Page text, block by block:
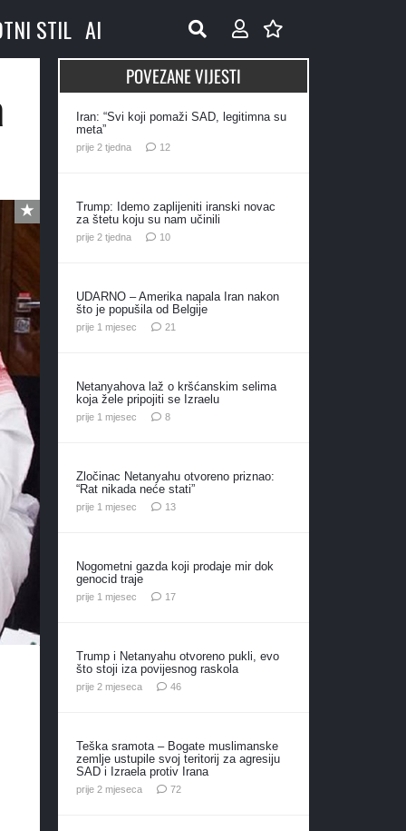
STIL AI
POVEZANE VIJESTI
Iran: “Svi koji pomaži SAD, legitimna su
meta”
prije 2 tjedna 12komentara
Trump: Idemo zaplijeniti iranski novac
za štetu koju su nam učinili
prije 2 tjedna 10komentara
UDARNO – Amerika napala Iran nakon
što je popušila od Belgije
prije 1 mjesec 21
Netanyahova laž o kršćanskim selima
koja žele pripojiti se Izraelu
prije 1 mjesec 8komentara
Zločinac Netanyahu otvoreno priznao:
“Rat nikada neće stati”
prije 1 mjesec 13komentara
Nogometni gazda koji prodaje mir dok
genocid traje
prije 1 mjesec 17komentara
Trump i Netanyahu otvoreno pukli, evo
što stoji iza povijesnog raskola
prije 2 mjeseca 46komentara
Teška sramota – Bogate muslimanske
zemlje ustupile svoj teritorij za agresiju
SAD i Izraela protiv Irana
prije 2 mjeseca 72komentara